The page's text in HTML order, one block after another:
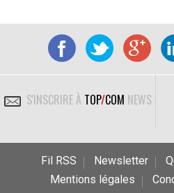
S'INSCRIRE À TOP/COM NEWS
Fil RSS Newsletter
Mentions légales